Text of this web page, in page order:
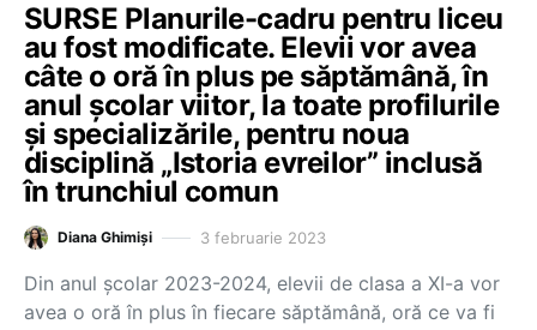
SURSE Planurile-cadru pentru liceu
au fost modificate. Elevii vor avea
câte o oră în plus pe săptămână, în
anul școlar viitor, la toate profilurile
și specializările, pentru noua
disciplină „Istoria evreilor” inclusă
în trunchiul comun
Diana Ghimiși 3 februarie 2023
Din anul școlar 2023-2024, elevii de clasa a XI-a vor
avea o oră în plus în fiecare săptămână, oră ce va fi